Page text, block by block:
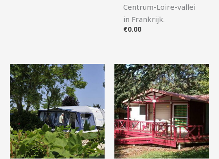
Centrum-Loire-vallei
in Frankrijk.
€0.00